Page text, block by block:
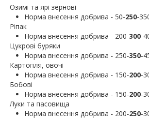
Озимі та ярі зернові
Норма внесення добрива - 50-250-
Ріпак
Норма внесення добрива - 200-300-
Цукрові буряки
Норма внесення добрива - 250-350-
Картопля, овочі
Норма внесення добрива - 150-200-
Бобові
Норма внесення добрива - 150-200-
Луки та пасовища
Норма внесення добрива - 200-250-